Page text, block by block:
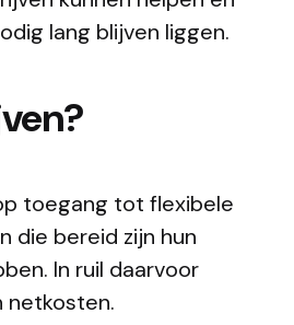
lang blijven liggen.
toegang tot flexibele
die bereid zijn hun
In ruil daarvoor
netkosten.